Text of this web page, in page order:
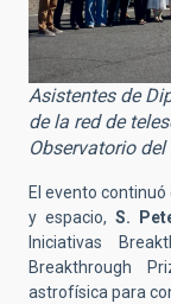
Asistentes de
de la red de
Observatorio
El evento
y espacio, S.
Iniciativas
Breakthrough
astrofísica para